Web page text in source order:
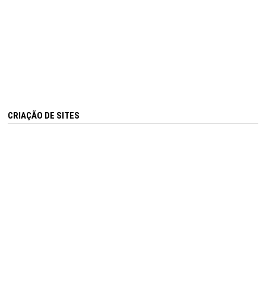
CRIAÇÃO DE SITES